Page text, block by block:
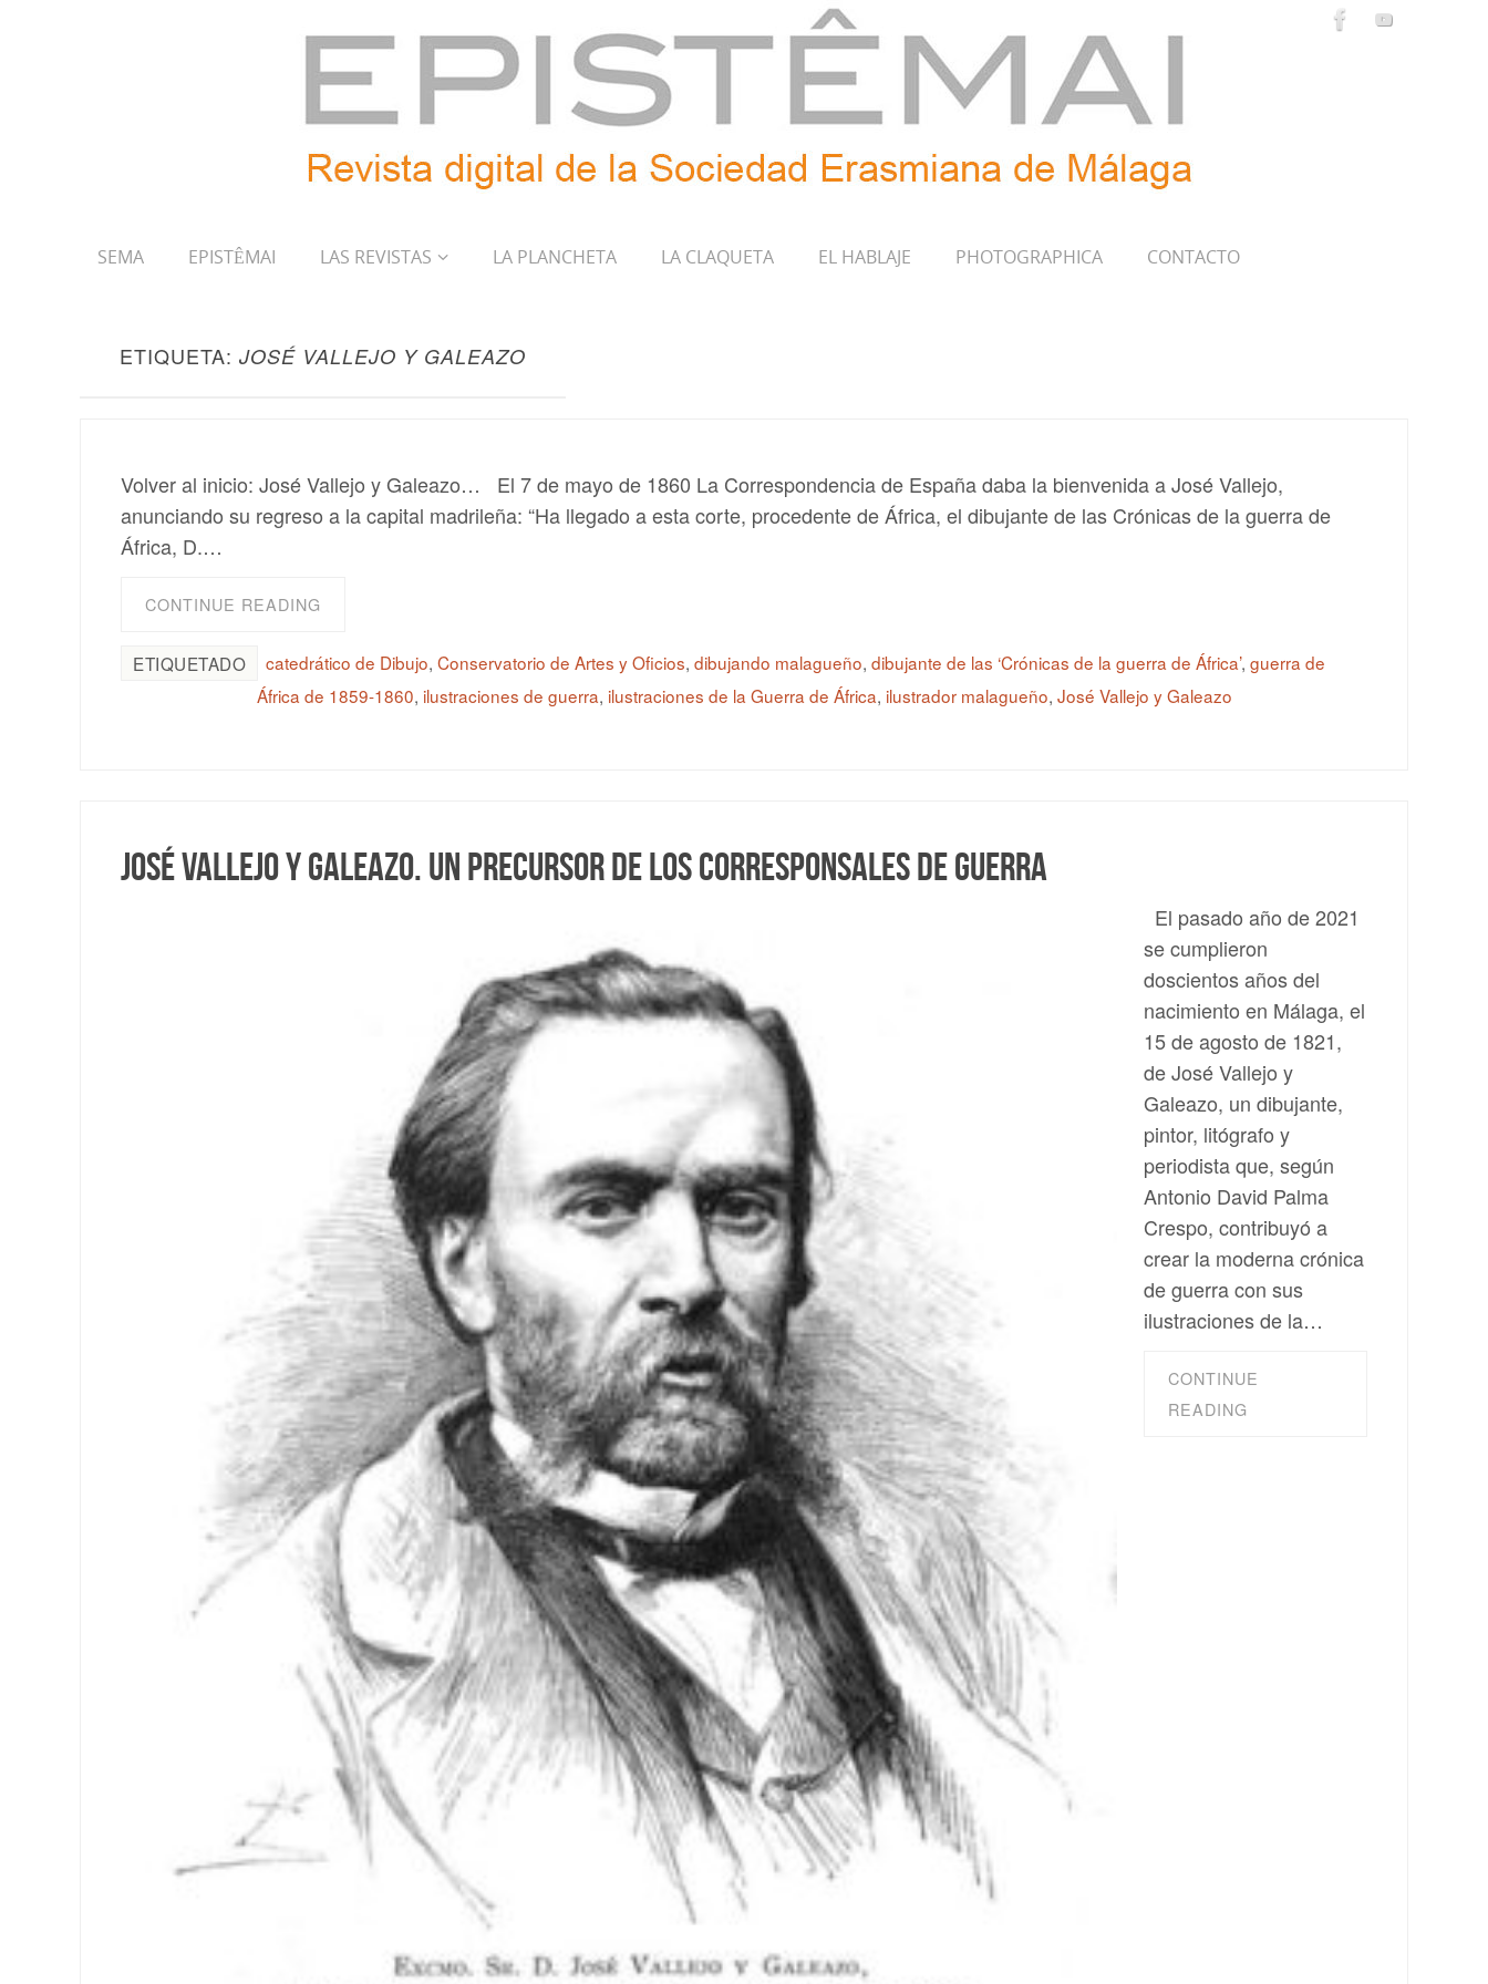
SEMA EPISTÊMAI LAS REVISTAS LA PLANCHETA LA CLAQUETA EL HABLAJE PHOTOGRAPHICA CONTACTO
ETIQUETA: JOSÉ VALLEJO Y GALEAZO
Volver al inicio: José Vallejo y Galeazo… El 7 de mayo de 1860 La Correspondencia de España daba la bienvenida a José Vallejo,
anunciando su regreso a la capital madrileña: “Ha llegado a esta corte, procedente de África, el dibujante de las Crónicas de la guerra de
África, D.…
CONTINUE READING
ETIQUETADO catedrático de Dibujo, Conservatorio de Artes y Oficios, dibujando malagueño, dibujante de las ‘Crónicas de la guerra de África’, guerra de
África de 1859-1860, ilustraciones de guerra, ilustraciones de la Guerra de África, ilustrador malagueño, José Vallejo y Galeazo
José Vallejo y Galeazo. Un precursor de los corresponsales de guerra
El pasado año de 2021
se cumplieron
doscientos años del
nacimiento en Málaga, el
15 de agosto de 1821,
de José Vallejo y
Galeazo, un dibujante,
pintor, litógrafo y
periodista que, según
Antonio David Palma
Crespo, contribuyó a
crear la moderna crónica
de guerra con sus
ilustraciones de la…
CONTINUE
READING